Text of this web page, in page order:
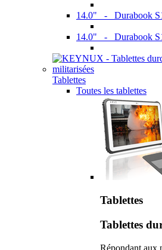
14.0" - Durabook
14.0" - Durabook
Tablettes
Toutes les tablettes
Tablettes
Tablettes
Répondant